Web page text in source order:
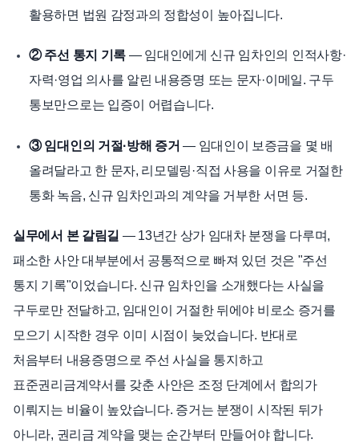
활용하면 법원 감정과의 정합성이 높아집니다.
② 주선 통지 기록 — 임대인에게 신규 임차인의 인적사항·
자력·영업 의사를 알린 내용증명 또는 문자·이메일. 구두
통보만으로는 입증이 어렵습니다.
③ 임대인의 거절·방해 증거 — 임대인이 보증금을 몇 배
올려달라고 한 문자, 리모델링·직접 사용을 이유로 거절한
통화 녹음, 신규 임차인과의 계약을 거부한 서면 등.
실무에서 본 갈림길 — 13년간 상가 임대차 분쟁을 다루며,
패소한 사안 대부분에서 공통적으로 빠져 있던 것은 "주선
통지 기록"이었습니다. 신규 임차인을 소개했다는 사실을
구두로만 전달하고, 임대인이 거절한 뒤에야 비로소 증거를
모으기 시작한 경우 이미 시점이 늦었습니다. 반대로
처음부터 내용증명으로 주선 사실을 통지하고
표준권리금계약서를 갖춘 사안은 조정 단계에서 합의가
이뤄지는 비율이 높았습니다. 증거는 분쟁이 시작된 뒤가
아니라, 권리금 계약을 맺는 순간부터 만들어야 합니다.